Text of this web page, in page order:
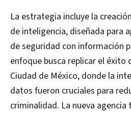
La estrategia incluye la
de inteligencia, diseñada para
de seguridad con información
enfoque busca replicar el éxito
Ciudad de México, donde la
datos fueron cruciales para
criminalidad. La nueva agencia